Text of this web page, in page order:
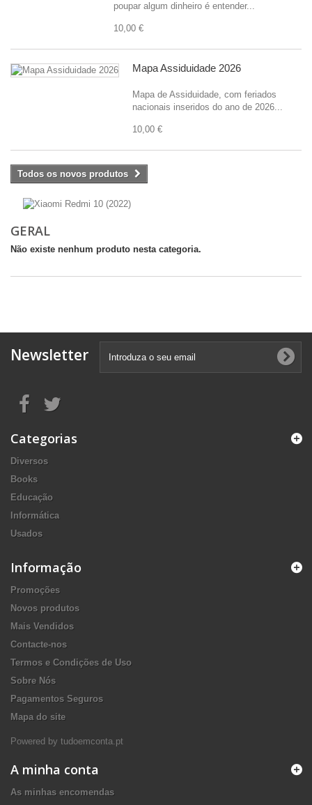
poupar algum dinheiro é entender...
10,00 €
Mapa Assiduidade 2026
Mapa de Assiduidade, com feriados
nacionais inseridos do ano de 2026...
10,00 €
Todos os novos produtos
GERAL
Não existe nenhum produto nesta categoria.
Newsletter
Categorias
Diversos
Books
Educação
Informática
Usados
Informação
Promoções
Novos produtos
Mais Vendidos
Contacte-nos
Termos e Condições de Uso
Sobre Nós
Pagamentos Seguros
Mapa do site
Powered by tudoemconta.pt
A minha conta
As minhas encomendas